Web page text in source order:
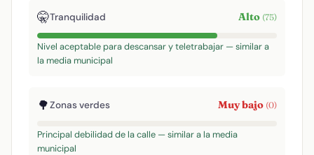
🤫Tranquilidad Alto (75)
Nivel aceptable para descansar y teletrabajar — similar a
la media municipal
🌳Zonas verdes Muy bajo (0)
Principal debilidad de la calle — similar a la media
municipal